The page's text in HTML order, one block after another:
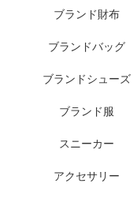
ブランド財布
ブランドバッグ
ブランドシューズ
ブランド服
スニーカー
アクセサリー